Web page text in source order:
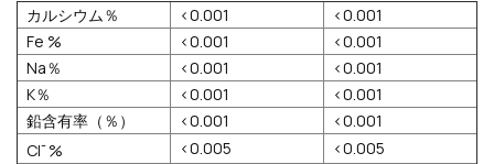
カルシウム％
<0.001
<0.001
Fe %
<0.001
<0.001
Na％
<0.001
<0.001
K％
<0.001
<0.001
鉛含有率（％）
<0.001
<0.001
Cl- % <0.005
<0.005